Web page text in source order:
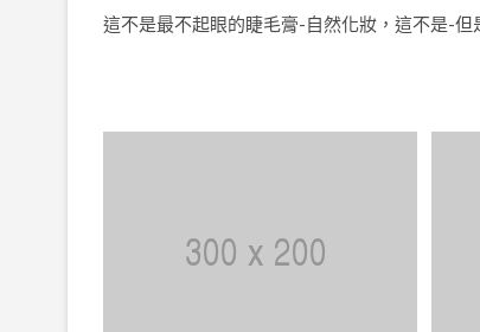
這不是最不起眼的睫毛膏-自然化妝，這不是-